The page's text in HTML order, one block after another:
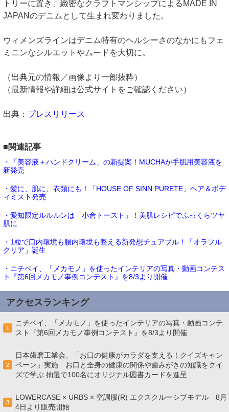
トリーに置き、緻密なクラフトマンシップによるMADE IN
JAPANのデニムとして生まれ変わりました。
ウィメンズラインはデニム特有のヘルシーさのなかにもフェ
ミニンなシルエットやムードを大切に。
（出典元の情報／画像より一部抜粋）
（最新情報や詳細は公式サイトをご確認ください）
出典： プレスリリース
■関連記事
・「美容液＋ハンドクリーム」の新提案！MUCHAが手肌用美容液を
新発売
・髪に、肌に、衣類にも！「HOUSE OF SINN PURETE」ヘア＆ボデ
ィミスト発売
・愛知限定ルルルンは「小倉トースト」！美肌レシピでふっくらツヤ
肌に
・1粒で口内環境も腸内環境も整える新発想チュアブル！「オラフル
クリア」誕生
・ニチベイ、「メカモノ」を使ったインテリアの写真・動画コンテス
ト『第6回メカモノ事例コンテスト』を8/3より開催
アクセスランキング
1
ニチベイ、「メカモノ」を使ったインテリアの写真・動画コンテ
スト『第6回メカモノ事例コンテスト』を8/3より開催
2
日本歯磨工業会、「お口の健康がカラダを支える！クイズキャン
ペーン」実施 お口と全身の健康の関係や歯みがきの知識をクイ
ズで学ぶ 抽選で100名にオリジナル図書カードを進呈
3
LOWERCASE × URBS × 空調服(R) エクスクルーシブモデル 8月
4日より販売開始